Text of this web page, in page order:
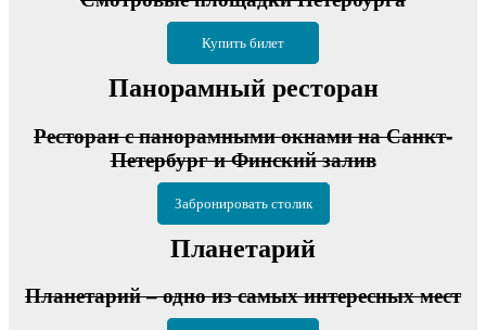
Купить билет
Панорамный ресторан
Ресторан с панорамными окнами на Санкт-
Петербург и Финский залив
Забронировать столик
Планетарий
Планетарий – одно из самых интересных мест